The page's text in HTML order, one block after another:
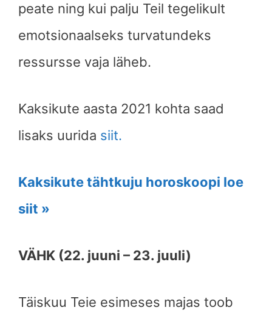
peate ning kui palju Teil tegelikult
emotsionaalseks turvatundeks
ressursse vaja läheb.
Kaksikute aasta 2021 kohta saad
lisaks uurida siit.
Kaksikute tähtkuju horoskoopi loe
siit »
VÄHK (22. juuni – 23. juuli)
Täiskuu Teie esimeses majas toob